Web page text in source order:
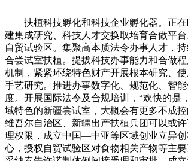
扶植科技孵化和科技企业孵化器。正在
建集成研究、科技人才交换取培育合做平
自贸试验区。集聚高本质法令办事人才，
合尝试室扶植。提拔科技办事能力和合做
机制，紧紧环绕特色财产开展根本研究、
手艺研究。推进办事数字化、规范化、智
度。开展国际法令及合规培训，“欢快的是
域特色的新疆尝试室，大概会有更多不成
维吾尔自治区、新疆出产扶植兵团可以或
理权限，成立中国—中亚等区域创业立异
心，授权自贸试验区对食物相关产物等主